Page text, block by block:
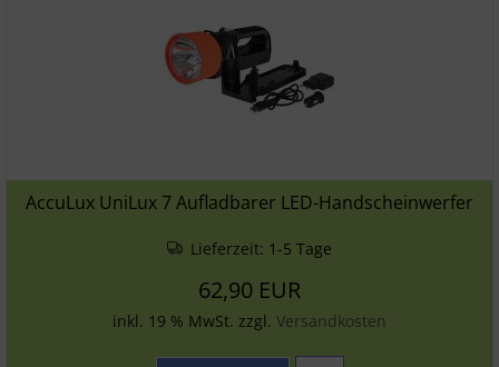
AccuLux UniLux 7 Aufladbarer LED-Handscheinwerfer
Lieferzeit: 1-5 Tage
62,90 EUR
inkl. 19 % MwSt. zzgl. Versandkosten